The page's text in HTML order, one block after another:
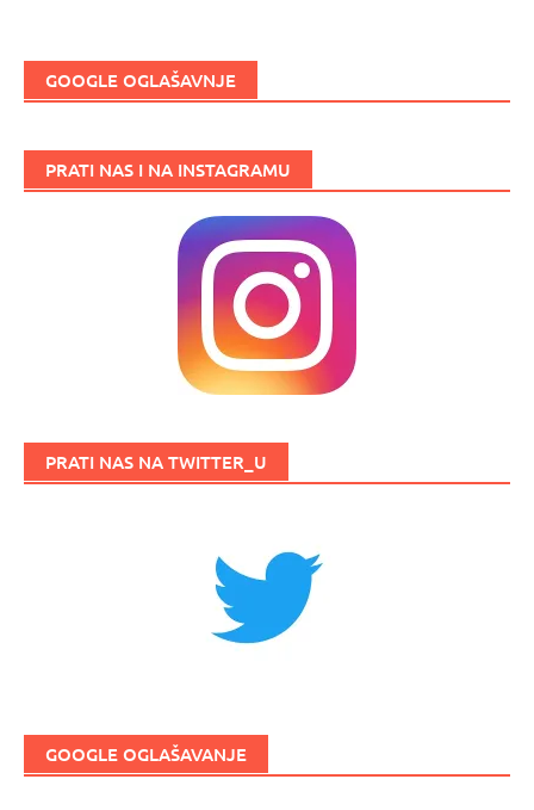
GOOGLE OGLAŠAVNJE
PRATI NAS I NA INSTAGRAMU
PRATI NAS NA TWITTER_U
GOOGLE OGLAŠAVANJE